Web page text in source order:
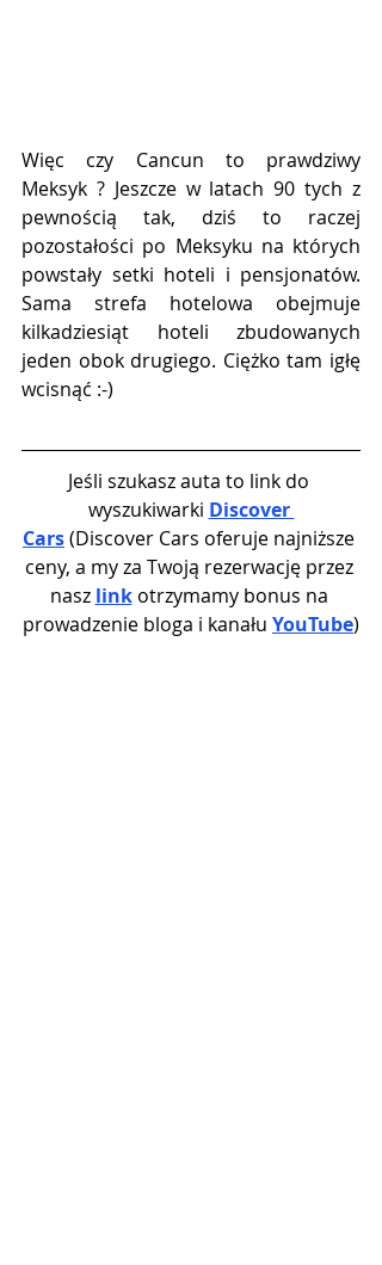
Więc czy Cancun to prawdziwy
Meksyk ? Jeszcze w latach 90 tych z
pewnością tak, dziś to raczej
pozostałości po Meksyku na których
powstały setki hoteli i pensjonatów.
Sama strefa hotelowa obejmuje
kilkadziesiąt hoteli zbudowanych
jeden obok drugiego. Ciężko tam igłę
wcisnąć :-)
Jeśli szukasz auta to link do
wyszukiwarki Discover
Cars (Discover Cars oferuje najniższe
ceny, a my za Twoją rezerwację przez
nasz link otrzymamy bonus na
prowadzenie bloga i kanału YouTube)